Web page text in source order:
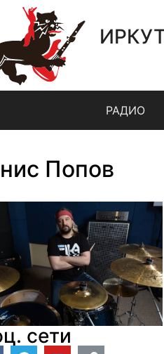
РАДИО
Попов
сети